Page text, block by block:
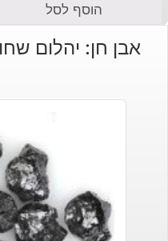
הוסף לסל
אבן חן: יהלום שחור